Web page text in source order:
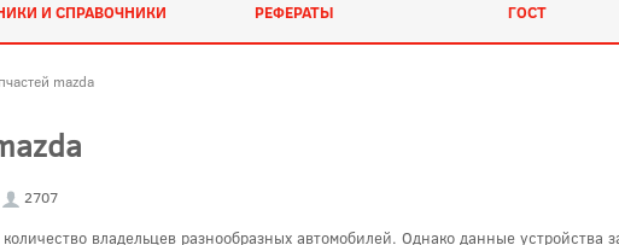
И СПРАВОЧНИКИ РЕФЕРАТЫ ГОСТ
mazda
2707
владельцев разнообразных автомобилей. Однако данные устройства